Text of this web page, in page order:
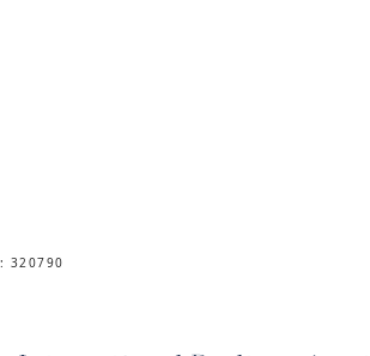
: 320790